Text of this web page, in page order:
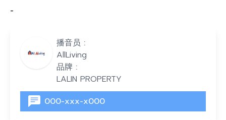
-
播音员 :
AllLiving
品牌 :
LALIN PROPERTY
000-xxx-x000